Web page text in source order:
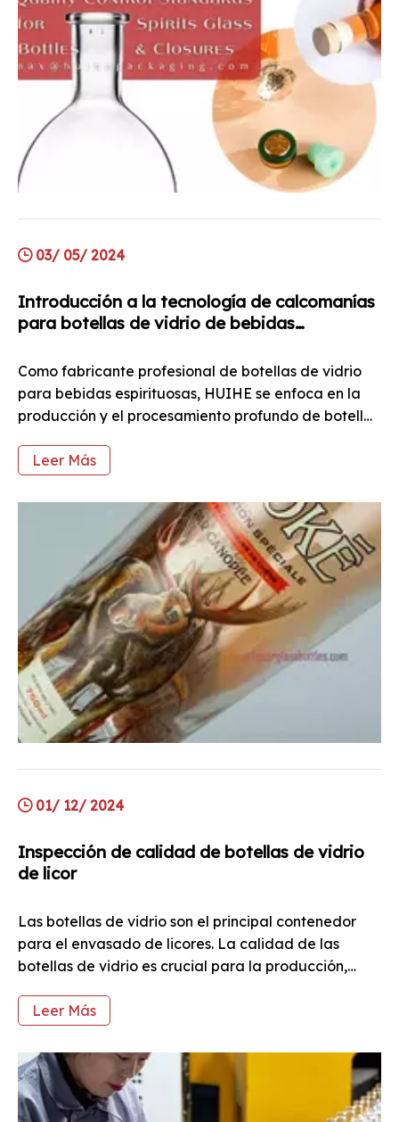
03/ 05/ 2024
Introducción a la tecnología de calcomanías
para botellas de vidrio de bebidas
Como fabricante profesional de botellas de vidrio
para bebidas espirituosas, HUIHE se enfoca en la
producción y el procesamiento profundo de botellas
clientes soluciones integrales de envasado de
en uno de los procesos de procesamiento profundo
de las botellas de vidrio para bebidas espirituosas:
el proceso de calcomanía.
Leer Más
01/ 12/ 2024
Inspección de calidad de botellas de vidrio
de licor
Las botellas de vidrio son el principal contenedor
para el envasado de licores. La calidad de las
botellas de vidrio es crucial para la producción,
para la experiencia y seguridad del consumidor. Las
también afectarán la reputación y la imagen de
marca de las marcas de licor, dist.
Leer Más